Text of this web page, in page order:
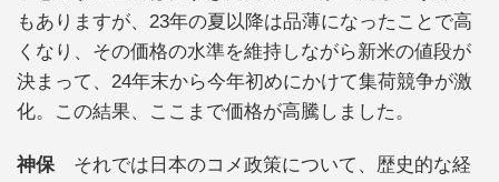
もありますが、23年の夏以降は品薄になったことで高
くなり、その価格の水準を維持しながら新米の値段が
決まって、24年末から今年初めにかけて集荷競争が激
化。この結果、ここまで価格が高騰しました。
神保 それでは日本のコメ政策について、歴史的な経